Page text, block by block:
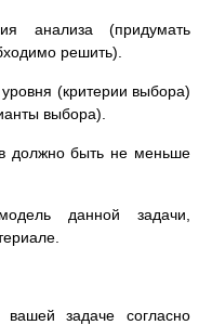
анализа (придумать
решить).
(критерии выбора)
выбора).
должно быть не меньше
данной задачи,
задаче согласно